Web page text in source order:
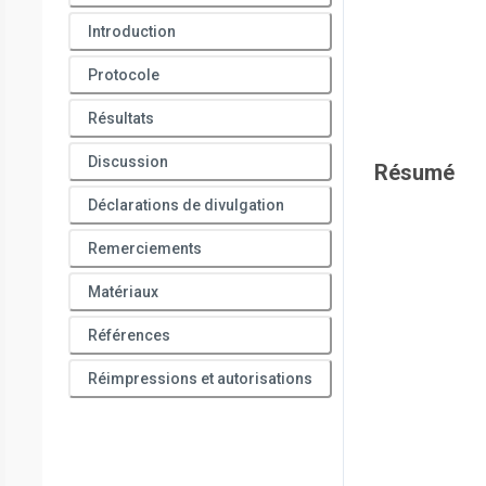
Introduction
Protocole
Résultats
Discussion
Déclarations de divulgation
Remerciements
Matériaux
Références
Réimpressions et autorisations
Résumé